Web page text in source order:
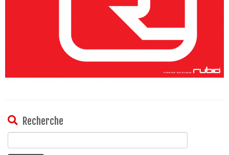
Recherche
for: